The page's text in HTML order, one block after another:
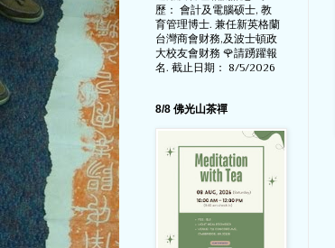
歷： 會計及電腦硕士, 教
育管理博士. 兼任新英格蘭
台灣商會财務,及波士頓政
大校友會财務 🌹請踴躍報
名. 截止日期： 8/5/2026
8/8 佛光山茶禪